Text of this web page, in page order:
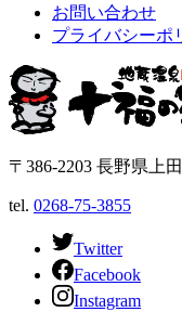
お問い合わせ
プライバシーポ
〒386-2203 長野県上
tel. 0268-75-3855
Twitter
Facebook
Instagram